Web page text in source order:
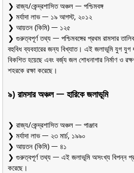
❯ রাজ্য/কেন্দ্রশাসিত অঞ্চল ᅳ পশ্চিমবঙ্গ
❯ মর্যাদা লাভ ᅳ ১৯ আগস্ট, ২০১২
❯ আয়তন (কিমি) ᅳ ১২৫
❯ গুরুত্বপূর্ণ তথ্য ᅳ পশ্চিমবঙ্গের প্রথম রামসার
বহুবিধ ব্যবহারের জন্য বিখ্যাত। এই জলাভূমি যুগ যুগ
বিকশিত হয়েছে এবং বর্জ্য জল শোধনাগার নির্মাণ ও
শহরকে রক্ষা করেছে।
৯) রামসার অঞ্চল ᅳ হারিকে জলাভূমি
❯ রাজ্য/কেন্দ্রশাসিত অঞ্চল ᅳ পাঞ্জাব
❯ মর্যাদা লাভ ᅳ ২৩ মার্চ, ১৯৯০
❯ আয়তন (কিমি) ᅳ ৪১
❯ গুরুত্বপূর্ণ তথ্য ᅳ এই জলাভূমি অসংখ্য বিপন্ন
করেছে।